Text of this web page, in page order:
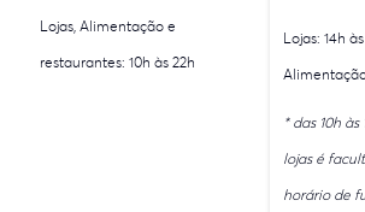
Lojas, Alimentação e
restaurantes: 10h às 22h
Lojas: 14h
* das 10h
lojas é
horário de